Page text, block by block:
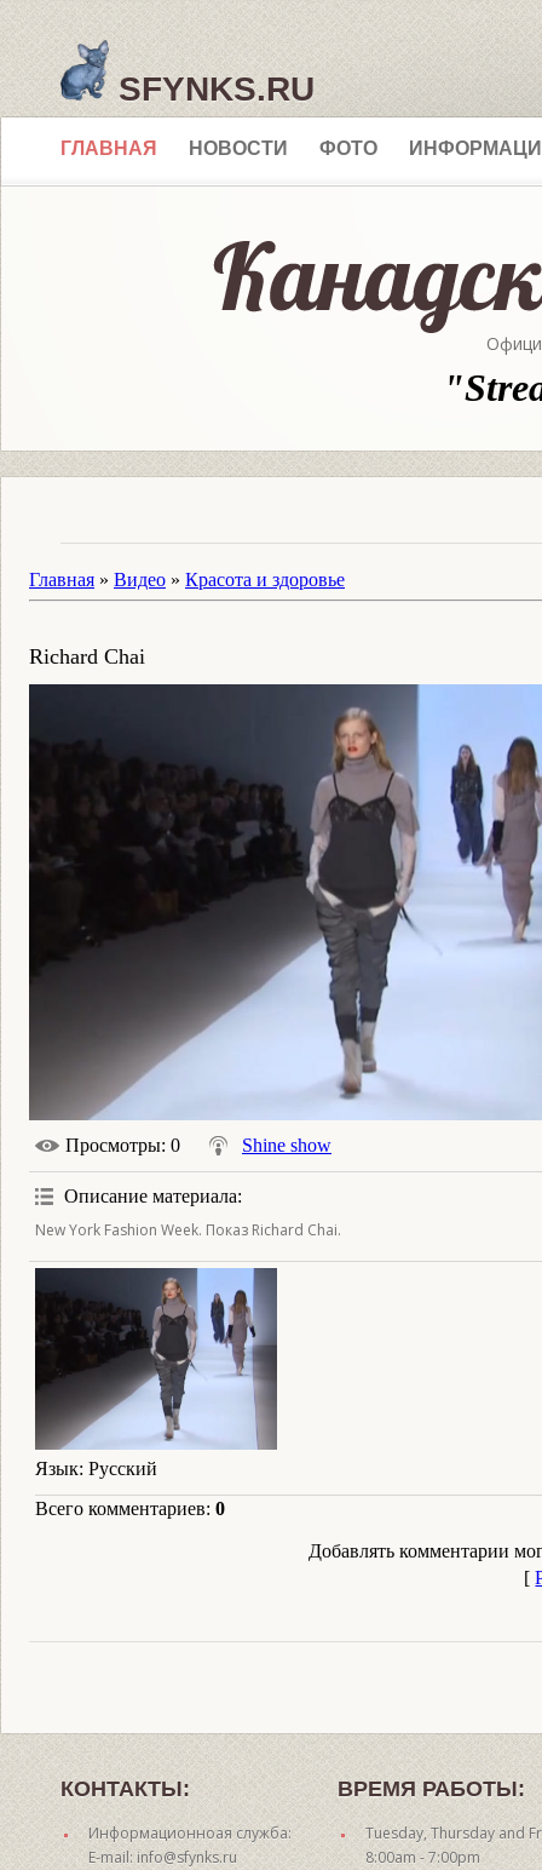
SFYNKS.RU
ГЛАВНАЯ НОВОСТИ ФОТО
Главная » Видео » Красота и здоровье
Richard Chai
Просмотры: 0 Shine show
Описание материала:
New York Fashion Week. Показ Richard Chai.
Язык: Русский
Всего комментариев: 0
Добавлять комментарии
[
КОНТАКТЫ:
Информационноая служба:
E-mail: info@sfynks.ru
ВРЕМЯ РАБОТЫ:
Tuesday, Thursday and
8:00am - 7:00pm